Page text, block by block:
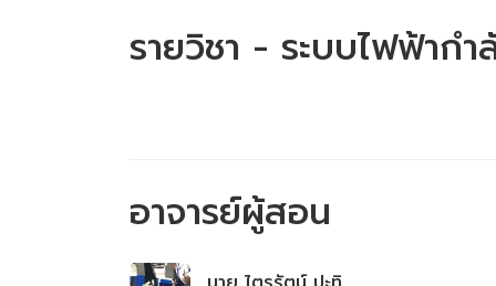
รายวิชา - ระบบไฟฟ้ากำ
อาจารย์ผู้สอน